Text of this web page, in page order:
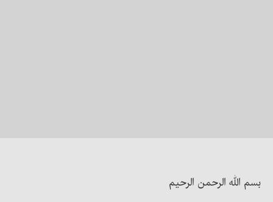
بسم الله الرحمن الرحیم